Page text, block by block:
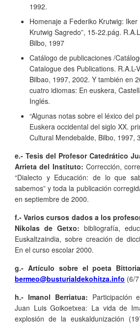
1992.
Homenaje a Federiko Krutwig: Iker
Krutwig Sagredo”, 15-22.pág.
Bilbo, 1997
Catálogo de publicaciones /
Catalogue des Publications. R.A.L-
Bilbao, 1997, 2002. Y también en
cuatro idiomas: En euskera,
Inglés.
“Algunas notas sobre el léxico del
Euskera occidental del siglo XX.
Cultural Mendebalde, Bilbo, 1997,
e.- Tesis del Profesor Catedrático
Arrieta del Instituto: Corrección,
“Dialecto y Educación: de lo que
sabemos” y toda la publicación
en septiembre de 2000.
f.- Varios cursos dados a los
Nikolas de Getxo: bibliografía,
Euskaltzaindia, sobre creación de
En el curso escolar 2000.
g.- Artículo sobre el poeta
bermeo@busturialdekohitza.info (6/
h.- Imanol Berriatua: Participación
Juan Luis Goikoetxea: La vida de
explosión de la euskaldunización